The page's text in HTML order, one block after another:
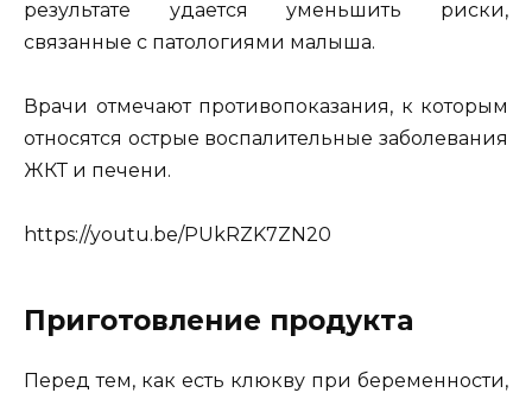
результате удается уменьшить риски,
связанные с патологиями малыша.
Врачи отмечают противопоказания, к которым
относятся острые воспалительные заболевания
ЖКТ и печени.
https://youtu.be/PUkRZK7ZN20
Приготовление продукта
Перед тем, как есть клюкву при беременности,